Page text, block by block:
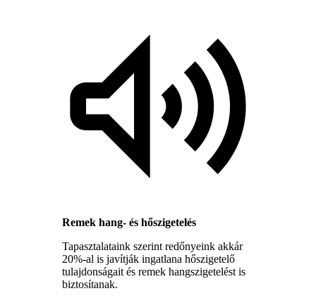
Remek hang- és hőszigetelés
Tapasztalataink szerint redőnyeink akkár
20%-al is javítják ingatlana hőszigetelő
tulajdonságait és remek hangszigetelést is
biztosítanak.